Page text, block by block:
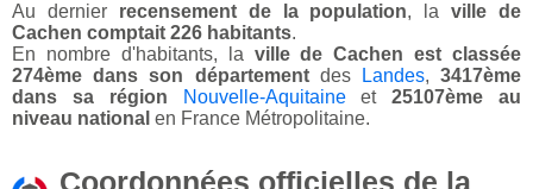
Au dernier recensement de la population, laville de
Cachen comptait 226 habitants.
En nombre d'habitants, la ville de Cachen est classée
274ème dans son départementdes Landes,3417ème
dans sa région
Nouvelle-Aquitaineet25107ème au
niveau national en France Métropolitaine.
Coordonnées officielles de la